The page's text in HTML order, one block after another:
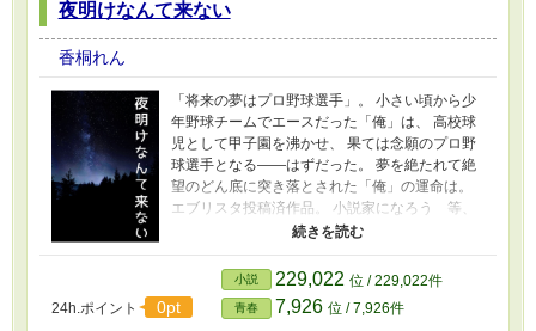
夜明けなんて来ない
香桐れん
「将来の夢はプロ野球選手」。 小さい頃から少
年野球チームでエースだった「俺」は、 高校球
児として甲子園を沸かせ、 果ては念願のプロ野
球選手となる――はずだった。 夢を絶たれて絶
望のどん底に突き落とされた「俺」の運命は。
エブリスタ投稿済作品。 小説家になろう 等、
他の小説投稿サイトにも投稿させていただいて
写真素材：Gabriele Motter
24h.ポイント 0pt
小説 229,022 位 / 229,022件
青春 7,926 位 / 7,926件